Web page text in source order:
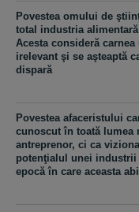
Povestea omului de
total industria
Acesta consideră
irelevant şi se aşteaptă
dispară
Povestea afaceristului
cunoscut în toată lumea
antreprenor, ci ca
potenţialul unei industrii
epocă în care aceasta